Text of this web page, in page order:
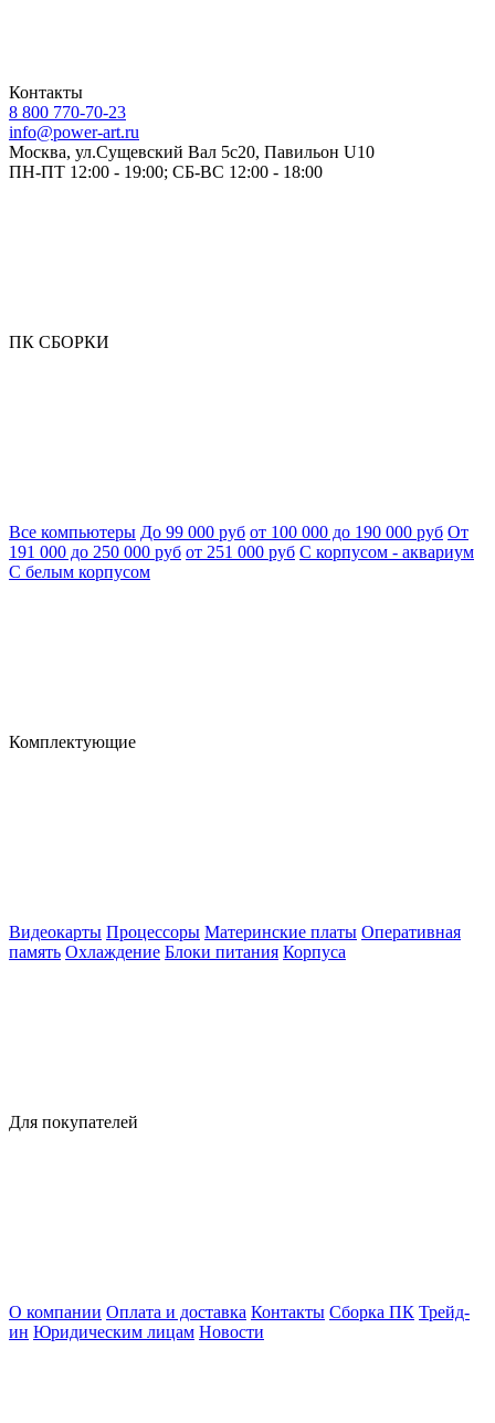
Контакты
8 800 770-70-23
info@power-art.ru
Москва, ул.Сущевский Вал 5с20, Павильон U10
ПН-ПТ 12:00 - 19:00; СБ-ВС 12:00 - 18:00
ПК СБОРКИ
Все компьютеры До 99 000 руб от 100 000 до 190 000 руб От
191 000 до 250 000 руб от 251 000 руб С корпусом - аквариум
С белым корпусом
Комплектующие
Видеокарты Процессоры Материнские платы Оперативная
память Охлаждение Блоки питания Корпуса
Для покупателей
О компании Оплата и доставка Контакты Сборка ПК Трейд-
ин Юридическим лицам Новости